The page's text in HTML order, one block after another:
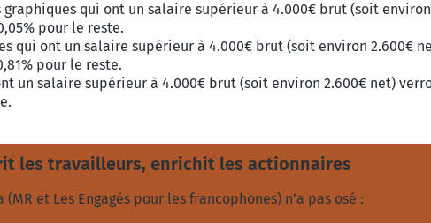
qui ont un salaire supérieur à 4.000€ brut (soit
pour le reste.
qui ont un salaire supérieur à 4.000€ brut (soit environ 2.600€
pour le reste.
un salaire supérieur à 4.000€ brut (soit environ 2.600€ net)
les travailleurs, enrichit les actionnaires
et Les Engagés pour les francophones) n’a pas osé :